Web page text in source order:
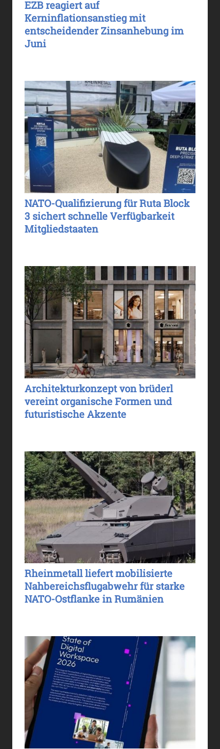
EZB reagiert auf
Kerninflationsanstieg mit
entscheidender Zinsanhebung im
Juni
NATO-Qualifizierung für Ruta Block
3 sichert schnelle Verfügbarkeit
Mitgliedstaaten
Architekturkonzept von brüderl
vereint organische Formen und
futuristische Akzente
Rheinmetall liefert mobilisierte
Nahbereichsflugabwehr für starke
NATO-Ostflanke in Rumänien